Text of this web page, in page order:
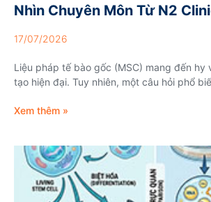
Nhìn Chuyên Môn Từ N2
17/07/2026
Liệu pháp tế bào gốc (MSC) mang đến hy
tạo hiện đại. Tuy nhiên, một câu hỏi phổ
Xem thêm »